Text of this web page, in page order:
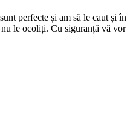
perfecte și am să le caut și în
le ocoliți. Cu siguranță vă vor